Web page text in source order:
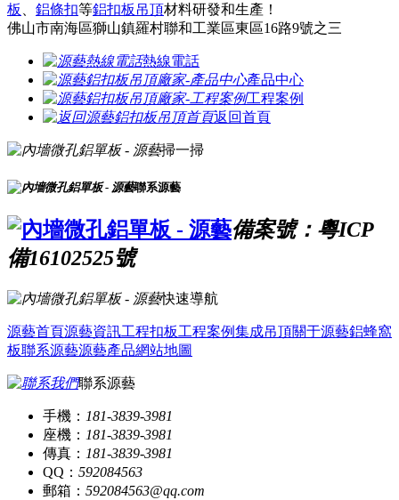
板
鋁條扣等鋁扣板吊頂材料研發和生產！
佛山市南海區獅山鎮羅村聯和工業區東區16路9號之三
熱線電話
產品中心
工程案例
返回首頁
掃一掃
聯系源藝
備案號：粵ICP
備16102525號
快速導航
源藝首頁源藝資訊工程扣板工程案例集成吊頂關于源藝鋁蜂窩
板聯系源藝源藝產品網站地圖
聯系源藝
手機： 181-3839-3981
座機： 181-3839-3981
傳真： 181-3839-3981
QQ： 592084563
郵箱： 592084563@qq.com